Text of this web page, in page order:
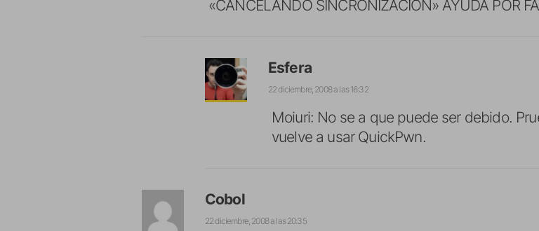
«CANCELANDO SINCRONIZACION» AYUDA POR
Esfera
22 diciembre, 2008 a las 16:32
Moiuri: No se a que puede ser debido.
vuelve a usar QuickPwn.
Cobol
22 diciembre, 2008 a las 20:35